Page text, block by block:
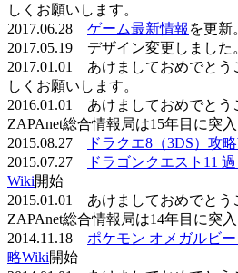
しくお願いします。
2017.06.28 ゲーム最新情報 を更新
2017.05.19 デザイン変更しました
2017.01.01 あけましておめでとう
しくお願いします。
2016.01.01 あけましておめでとう
ZAPAnet総合情報局は15年目に突入
2015.08.27
ドラクエ8（3DS）攻
2015.07.27
ドラゴンクエスト11
Wiki開始
2015.01.01 あけましておめでとう
ZAPAnet総合情報局は14年目に突入
2014.11.18 ポケモン オメガルビ
略Wiki開始